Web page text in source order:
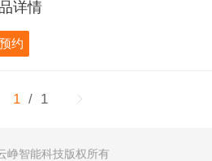
详情
约
1 / 1
峥智能科技版权所有